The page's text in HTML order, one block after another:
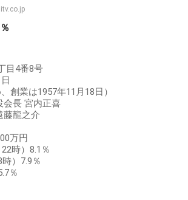
目4番8号
創業は1957年11月18日）
会長 宮内正喜
藤龍之介
万円
時）8.1％
）7.9％
％